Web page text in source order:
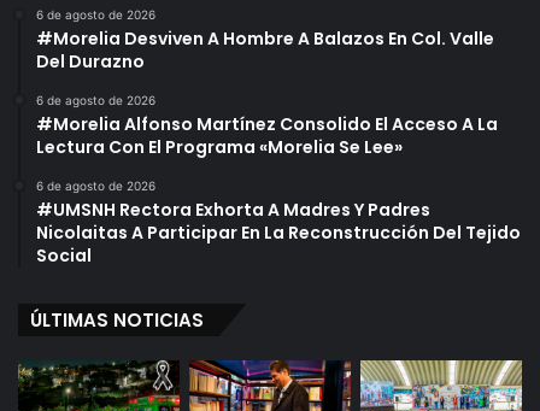
6 de agosto de 2026
#Morelia Desviven A Hombre A Balazos En Col. Valle
Del Durazno
6 de agosto de 2026
#Morelia Alfonso Martínez Consolido El Acceso A La
Lectura Con El Programa «Morelia Se Lee»
6 de agosto de 2026
#UMSNH Rectora Exhorta A Madres Y Padres
Nicolaitas A Participar En La Reconstrucción Del Tejido
Social
ÚLTIMAS NOTICIAS